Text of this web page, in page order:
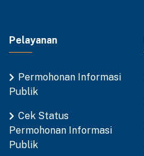
Pelayanan
Permohonan Informasi
Publik
Cek Status
Permohonan Informasi
Publik